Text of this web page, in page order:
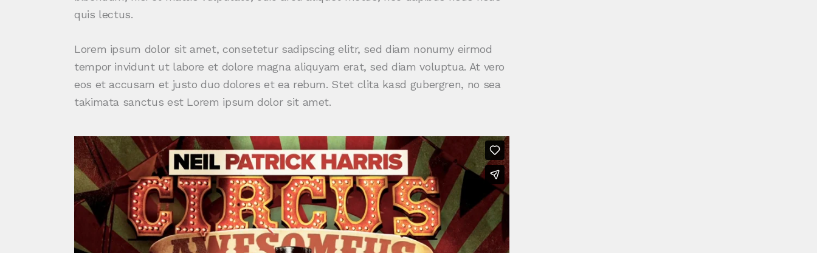
quis lectus.
Lorem ipsum dolor sit amet, consetetur sadipscing elitr, sed diam nonumy eirmod
tempor invidunt ut labore et dolore magna aliquyam erat, sed diam voluptua. At vero
eos et accusam et justo duo dolores et ea rebum. Stet clita kasd gubergren, no sea
takimata sanctus est Lorem ipsum dolor sit amet.